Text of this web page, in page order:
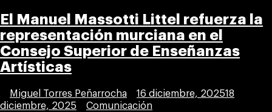
El Manuel Massotti Littel refuerza la
representación murciana en el
Consejo Superior de Enseñanzas
Artísticas
Publicada
por
Miguel Torres Peñarrocha 16 diciembre, 202518
diciembre, 2025
Publicada
Comunicación